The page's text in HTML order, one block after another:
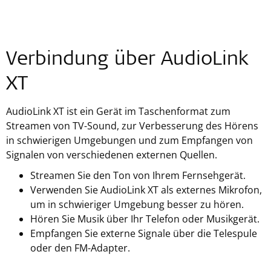
Verbindung über AudioLink
XT
AudioLink XT ist ein Gerät im Taschenformat zum
Streamen von TV-Sound, zur Verbesserung des Hörens
in schwierigen Umgebungen und zum Empfangen von
Signalen von verschiedenen externen Quellen.
Streamen Sie den Ton von Ihrem Fernsehgerät.
Verwenden Sie AudioLink XT als externes Mikrofon,
um in schwieriger Umgebung besser zu hören.
Hören Sie Musik über Ihr Telefon oder Musikgerät.
Empfangen Sie externe Signale über die Telespule
oder den FM-Adapter.